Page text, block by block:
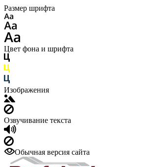
Размер шрифта
Цвет фона и шрифта
Изображения
Озвучивание текста
Обычная версия сайта